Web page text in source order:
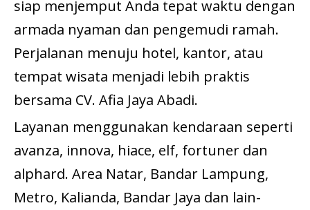
siap menjemput Anda tepat waktu dengan
armada nyaman dan pengemudi ramah.
Perjalanan menuju hotel, kantor, atau
tempat wisata menjadi lebih praktis
bersama CV. Afia Jaya Abadi.
Layanan menggunakan kendaraan seperti
avanza, innova, hiace, elf, fortuner dan
alphard. Area Natar, Bandar Lampung,
Metro, Kalianda, Bandar Jaya dan lain-